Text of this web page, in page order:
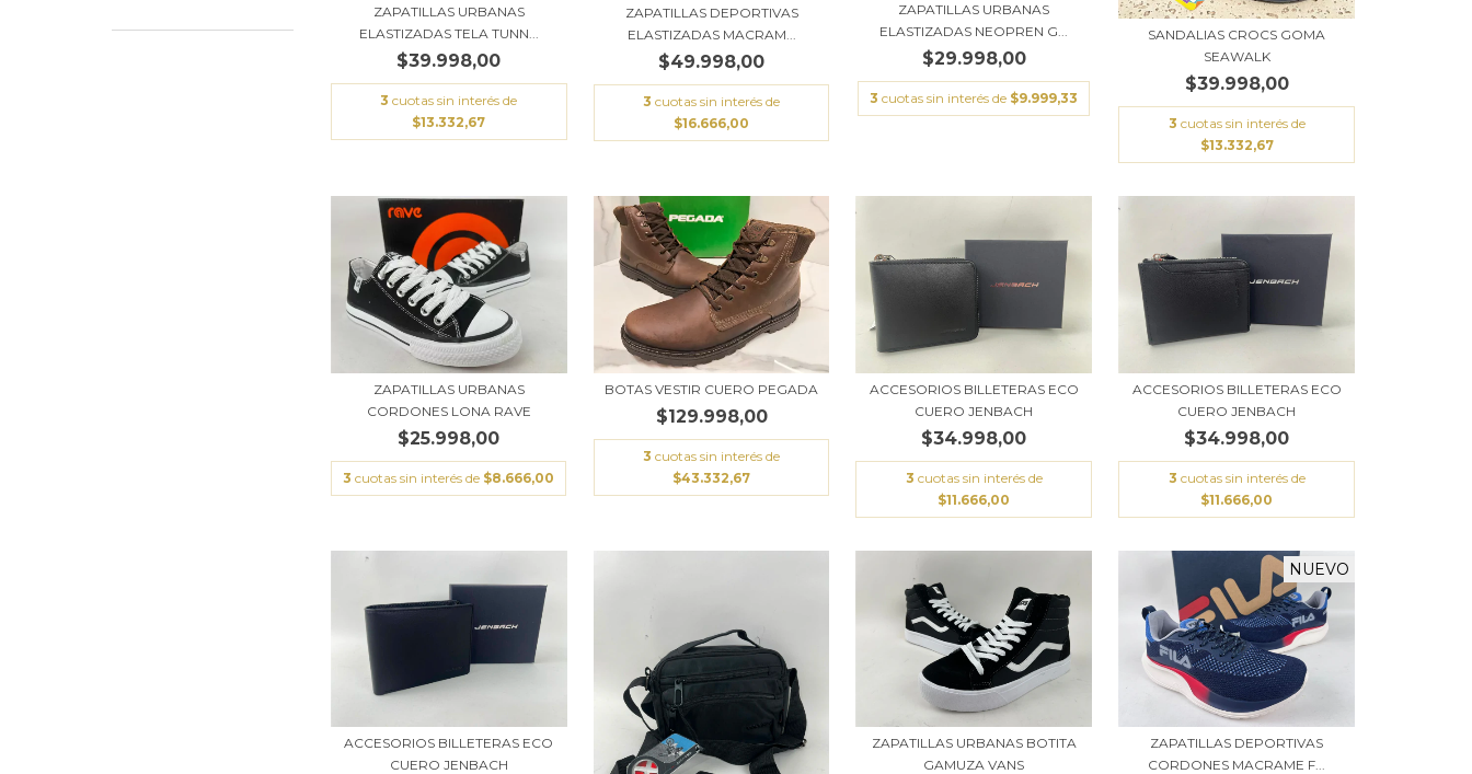
ZAPATILLAS URBANAS
ELASTIZADAS TELA TUNN...
$39.998,00
3 cuotas sin interés de
$13.332,67
ZAPATILLAS DEPORTIVAS
ELASTIZADAS MACRAM...
$49.998,00
3 cuotas sin interés de
$16.666,00
ZAPATILLAS URBANAS
ELASTIZADAS NEOPREN G...
$29.998,00
3 cuotas sin interés de $9.999,33
SANDALIAS CROCS GOMA
SEAWALK
$39.998,00
3 cuotas sin interés de
$13.332,67
ZAPATILLAS URBANAS
CORDONES LONA RAVE
$25.998,00
3 cuotas sin interés de $8.666,00
BOTAS VESTIR CUERO PEGADA
$129.998,00
3 cuotas sin interés de
$43.332,67
ACCESORIOS BILLETERAS ECO
CUERO JENBACH
$34.998,00
3 cuotas sin interés de
$11.666,00
ACCESORIOS BILLETERAS ECO
CUERO JENBACH
$34.998,00
3 cuotas sin interés de
$11.666,00
ACCESORIOS BILLETERAS ECO
CUERO JENBACH
ZAPATILLAS URBANAS BOTITA
GAMUZA VANS
NUEVO
ZAPATILLAS DEPORTIVAS
CORDONES MACRAME F...